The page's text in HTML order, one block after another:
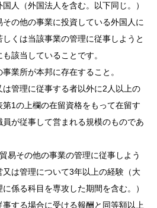
人（外国法人を含む。以下同じ。）
の他の事業に投資している外国人に
くは当該事業の管理に従事しようと
該当していることです。
業所が本邦に存在すること。
管理に従事する者以外に2人以上の
1の上欄の在留資格をもって在留す
が従事して営まれる規模のものであ
易その他の事業の管理に従事しよう
は管理について3年以上の経験（大
係る科目を専攻した期間を含む。）
する場合に受ける報酬と同等額以上